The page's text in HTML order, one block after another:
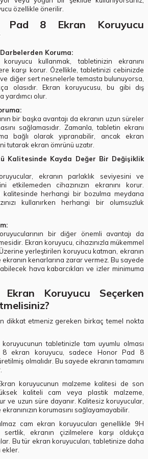
özellikle önerilir.
Pad 8 Ekran Koruyucu
Koruma:
kullanmak, tabletinizin ekranını
karşı korur. Özellikle, tabletinizi cebinizde
diğer sert nesnelerle temasta bulunuyorsa,
olasıdır. Ekran koruyucusu, bu gibi dış
yardımcı olur.
bir başka avantajı da ekranın uzun süreler
sağlamasıdır. Zamanla, tabletin ekranı
bağlı olarak yıpranabilir, ancak ekran
tutarak ekran ömrünü uzatır.
Kalitesinde Kayda Değer Bir Değişiklik
ekranın parlaklık seviyesini ve
etkilemeden cihazınızın ekranını korur.
kalitesinde herhangi bir bozulma meydana
kullanırken herhangi bir olumsuzluk
bir diğer önemli avantajı da
Ekran koruyucu, cihazınızla mükemmel
yerleştirilen koruyucu katman, ekranın
kenarlarına zarar vermez. Bu sayede
hava kabarcıkları ve izler minimuma
Koruyucu Seçerken
dikkat etmeniz gereken birkaç temel nokta
tabletinizle tam uyumlu olması
ekran koruyucu, sadece Honor Pad 8
olmalıdır. Bu sayede ekranın tamamını
koruyucunun malzeme kalitesi de son
kaliteli cam veya plastik malzeme,
ve uzun süre dayanır. Kalitesiz koruyucular,
korumasını sağlayamayabilir.
cam ekran koruyucuları genellikle 9H
ekranın çizilmelere karşı oldukça
Bu tür ekran koruyucuları, tabletinize daha
ekler.